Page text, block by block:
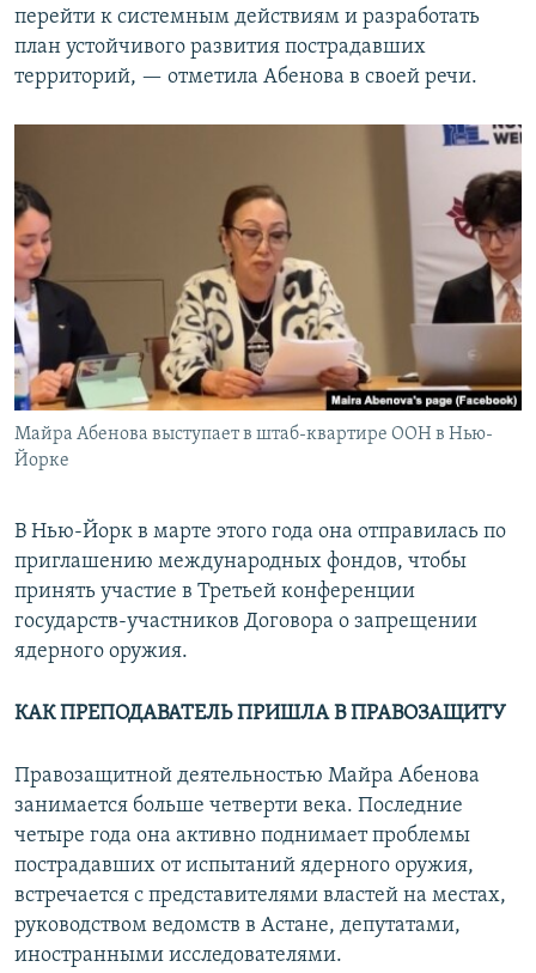
перейти к системным действиям и разработать
план устойчивого развития пострадавших
территорий, — отметила Абенова в своей речи.
Майра Абенова выступает в штаб-квартире ООН в Нью-
Йорке
В Нью-Йорк в марте этого года она отправилась по
приглашению международных фондов, чтобы
принять участие в Третьей конференции
государств-участников Договора о запрещении
ядерного оружия.
КАК ПРЕПОДАВАТЕЛЬ ПРИШЛА В ПРАВОЗАЩИТУ
Правозащитной деятельностью Майра Абенова
занимается больше четверти века. Последние
четыре года она активно поднимает проблемы
пострадавших от испытаний ядерного оружия,
встречается с представителями властей на местах,
руководством ведомств в Астане, депутатами,
иностранными исследователями.